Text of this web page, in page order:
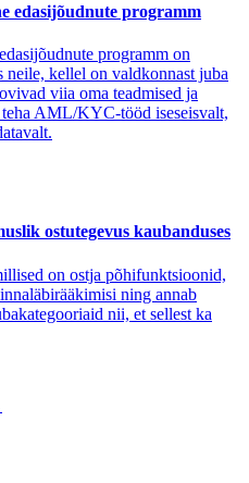
edasijõudnute programm
programm on
kellel on valdkonnast juba
viia oma teadmised ja
teha AML/KYC-tööd iseseisvalt,
ostutegevus kaubanduses
on ostja põhifunktsioonid,
ning annab
nii, et sellest ka